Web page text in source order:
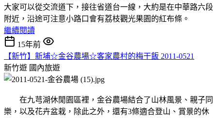
大家可以從交流道下，接往省道台一線，大約是在中華路六段
附近，沿途可注意小路口會有荔枝觀光果園的紅布條。
繼續閱讀
15年前
【新竹】新埔☆金谷農場☆客家農村的梅干飯 2011-0521
新竹遊 國內旅遊
在九芎湖休閒園區裡，金谷農場結合了山林風景、親子同
樂，以及花卉盆栽，除此之外，還有3條適合登山、賞景的休